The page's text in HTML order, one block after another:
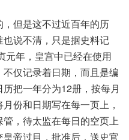
但是这不过近百年的历
说不清，只是据史料记
元年，皇宫中已经在使用
仅记录着日期，而且是编
把一年分为12册，按每月
份和日期写在每一页上，
，待太监在每日的空页上
帝过目，批准后，送史官